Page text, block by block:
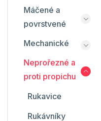
Máčené a
povrstvené
Mechanické
Neprořezné a
proti propichu
Rukavice
Rukávníky